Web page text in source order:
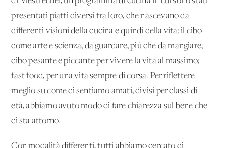
presentati piatti diversi tra loro, che nascevano da
differenti visioni della cucina e quindi della vita: il cibo
come arte e scienza, da guardare, più che da mangiare;
cibo pesante e piccante per vivere la vita al massimo;
fast food, per una vita sempre di corsa. Per riflettere
meglio su come ci sentiamo amati, divisi per classi di
età, abbiamo avuto modo di fare chiarezza sul bene che
ci sta attorno.
Con modalità differenti, tutti abbiamo cercato di